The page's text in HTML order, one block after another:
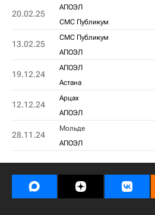
20.02.25
АПОЭЛ
СМС Публикум
13.02.25
СМС Публикум
АПОЭЛ
19.12.24
АПОЭЛ
Астана
12.12.24
Арцах
АПОЭЛ
28.11.24
Мольде
АПОЭЛ